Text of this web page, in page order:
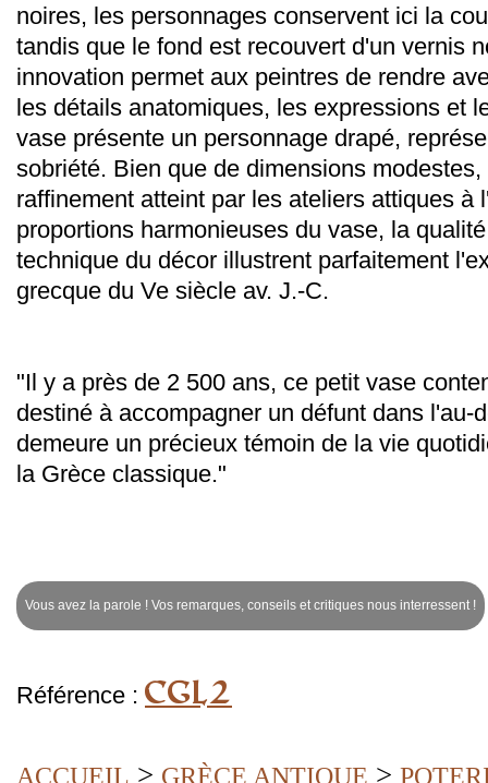
noires, les personnages conservent ici la
tandis que le fond est recouvert d'un vernis
innovation permet aux peintres de rendre
les détails anatomiques, les expressions et
vase présente un personnage drapé,
sobriété. Bien que de dimensions
raffinement atteint par les ateliers attiques à
proportions harmonieuses du vase, la
technique du décor illustrent parfaitement
grecque du Ve siècle av. J.-C.
"Il y a près de 2 500 ans, ce petit vase
destiné à accompagner un défunt dans l'au-
demeure un précieux témoin de la vie
la Grèce classique."
Vous avez la parole ! Vos remarques, conseils et critiques nous interressent !
Référence : CGL2
ACCUEIL > GRÈCE ANTIQUE >